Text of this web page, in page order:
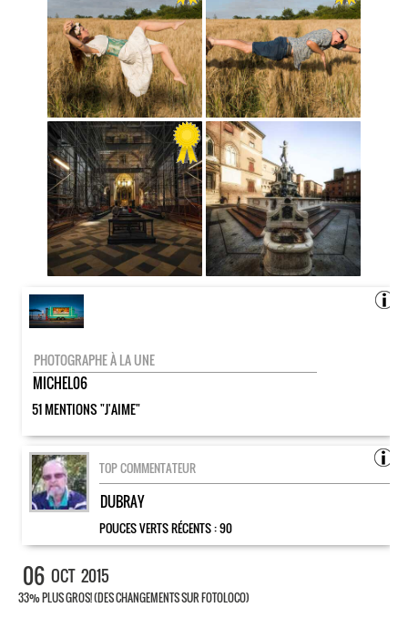
PHOTOGRAPHE À LA UNE
MICHEL06
51 MENTIONS "J'AIME"
TOP COMMENTATEUR
DUBRAY
POUCES VERTS RÉCENTS :90
06 OCT 2015
33% PLUS GROS! (DES CHANGEMENTS SUR FOTOLOCO)